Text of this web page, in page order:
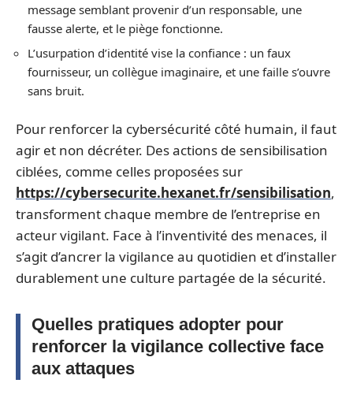
message semblant provenir d’un responsable, une
fausse alerte, et le piège fonctionne.
L’usurpation d’identité vise la confiance : un faux
fournisseur, un collègue imaginaire, et une faille s’ouvre
sans bruit.
Pour renforcer la cybersécurité côté humain, il faut
agir et non décréter. Des actions de sensibilisation
ciblées, comme celles proposées sur
https://cybersecurite.hexanet.fr/sensibilisation,
transforment chaque membre de l’entreprise en
acteur vigilant. Face à l’inventivité des menaces, il
s’agit d’ancrer la vigilance au quotidien et d’installer
durablement une culture partagée de la sécurité.
Quelles pratiques adopter pour
renforcer la vigilance collective face
aux attaques